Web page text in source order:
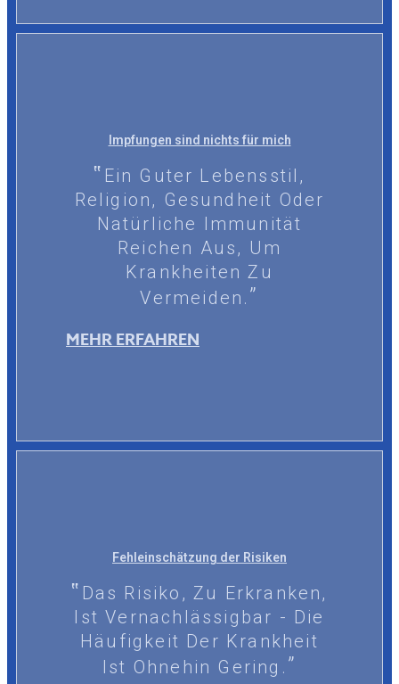
Impfungen sind nichts für mich
Ein Guter Lebensstil,
Religion, Gesundheit Oder
Natürliche Immunität
Reichen Aus, Um
Krankheiten Zu
Vermeiden.
MEHR ERFAHREN
Fehleinschätzung der Risiken
Das Risiko, Zu Erkranken,
Ist Vernachlässigbar - Die
Häufigkeit Der Krankheit
Ist Ohnehin Gering.